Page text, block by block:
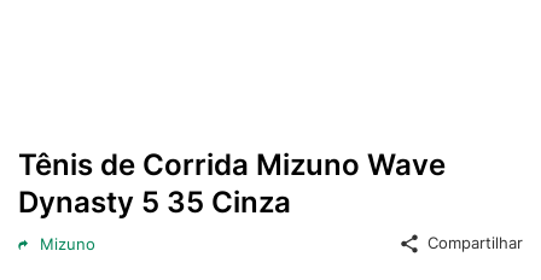
Tênis de Corrida Mizuno Wave
Dynasty 5 35 Cinza
Mizuno Compartilhar